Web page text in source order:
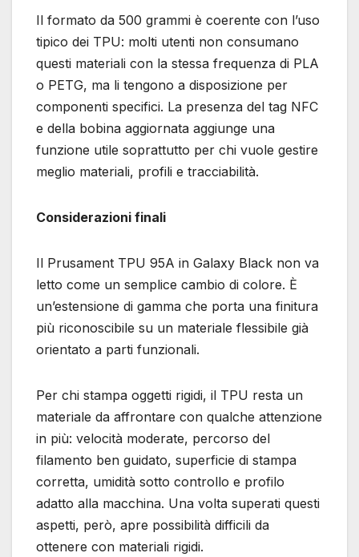
Il formato da 500 grammi è coerente con l’uso
tipico dei TPU: molti utenti non consumano
questi materiali con la stessa frequenza di PLA
o PETG, ma li tengono a disposizione per
componenti specifici. La presenza del tag NFC
e della bobina aggiornata aggiunge una
funzione utile soprattutto per chi vuole gestire
meglio materiali, profili e tracciabilità.
Considerazioni finali
Il Prusament TPU 95A in Galaxy Black non va
letto come un semplice cambio di colore. È
un’estensione di gamma che porta una finitura
più riconoscibile su un materiale flessibile già
orientato a parti funzionali.
Per chi stampa oggetti rigidi, il TPU resta un
materiale da affrontare con qualche attenzione
in più: velocità moderate, percorso del
filamento ben guidato, superficie di stampa
corretta, umidità sotto controllo e profilo
adatto alla macchina. Una volta superati questi
aspetti, però, apre possibilità difficili da
ottenere con materiali rigidi.